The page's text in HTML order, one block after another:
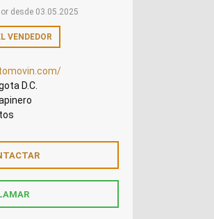
desde 03.05.2025
VENDEDOR
D.C.